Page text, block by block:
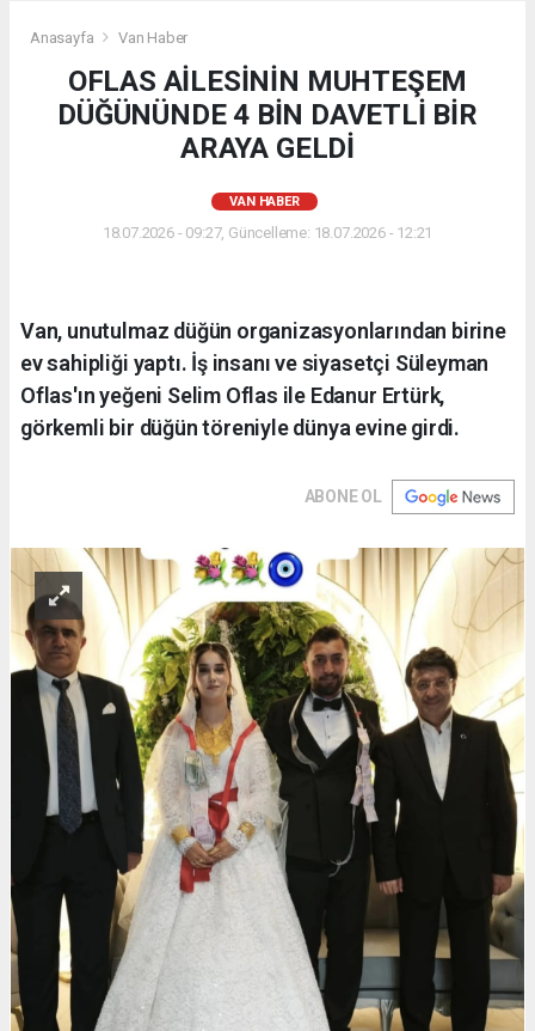
Anasayfa Van Haber
OFLAS AİLESİNİN MUHTEŞEM
DÜĞÜNÜNDE 4 BİN DAVETLİ BİR
ARAYA GELDİ
VAN HABER
18.07.2026 - 09:27, Güncelleme: 18.07.2026 - 12:21
Van, unutulmaz düğün organizasyonlarından birine
ev sahipliği yaptı. İş insanı ve siyasetçi Süleyman
Oflas'ın yeğeni Selim Oflas ile Edanur Ertürk,
görkemli bir düğün töreniyle dünya evine girdi.
ABONE OL